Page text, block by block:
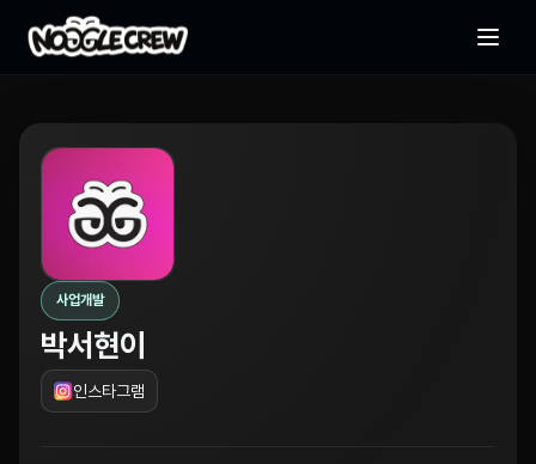
사업개발
박서현이
인스타그램